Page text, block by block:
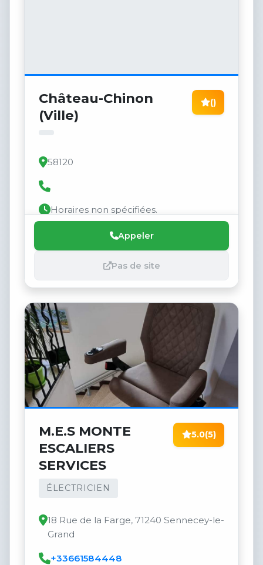
Château-Chinon
(Ville)
()
58120
Horaires non spécifiées.
Appeler
Pas de site
M.E.S MONTE
ESCALIERS
SERVICES
ÉLECTRICIEN
5.0(5)
18 Rue de la Farge, 71240 Sennecey-le-
Grand
+33661584448